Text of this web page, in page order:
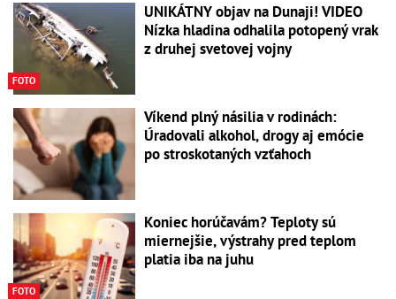
FOTO
UNIKÁTNY objav na Dunaji! VIDEO
Nízka hladina odhalila potopený vrak
z druhej svetovej vojny
Víkend plný násilia v rodinách:
Úradovali alkohol, drogy aj emócie
po stroskotaných vzťahoch
FOTO
Koniec horúčavám? Teploty sú
miernejšie, výstrahy pred teplom
platia iba na juhu